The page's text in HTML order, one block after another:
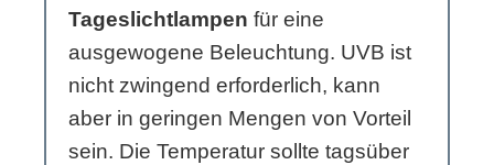
Tageslichtlampen für eine
ausgewogene Beleuchtung. UVB ist
nicht zwingend erforderlich, kann
aber in geringen Mengen von Vorteil
sein. Die Temperatur sollte tagsüber